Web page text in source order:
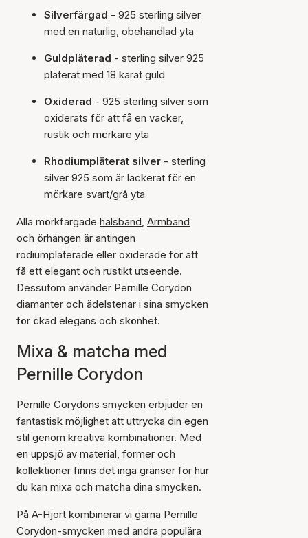
Silverfärgad - 925 sterling silver
med en naturlig, obehandlad yta
Guldpläterad - sterling silver 925
pläterat med 18 karat guld
Oxiderad - 925 sterling silver som
oxiderats för att få en vacker,
rustik och mörkare yta
Rhodiumpläterat silver - sterling
silver 925 som är lackerat för en
mörkare svart/grå yta
Alla mörkfärgade halsband, Armband
och örhängen är antingen
rodiumpläterade eller oxiderade för att
få ett elegant och rustikt utseende.
Dessutom använder Pernille Corydon
diamanter och ädelstenar i sina smycken
för ökad elegans och skönhet.
Mixa & matcha med
Pernille Corydon
Pernille Corydons smycken erbjuder en
fantastisk möjlighet att uttrycka din egen
stil genom kreativa kombinationer. Med
en uppsjö av material, former och
kollektioner finns det inga gränser för hur
du kan mixa och matcha dina smycken.
På A-Hjort kombinerar vi gärna Pernille
Corydon-smycken med andra populära